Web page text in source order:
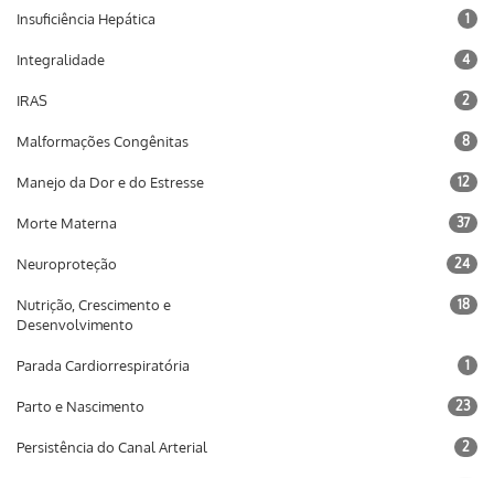
Insuficiência Hepática 1
Integralidade 4
IRAS 2
Malformações Congênitas 8
Manejo da Dor e do Estresse 12
Morte Materna 37
Neuroproteção 24
Nutrição, Crescimento e
Desenvolvimento
18
Parada Cardiorrespiratória 1
Parto e Nascimento 23
Persistência do Canal Arterial 2